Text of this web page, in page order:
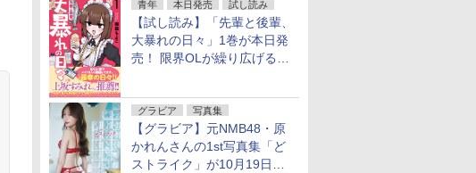
青年 本日発売 試し読み
【試し読み】「先輩と後輩、
大暴れの日々」1巻が本日発
売！ 限界OLが繰り広げる禁
グラビア 写真集
【グラビア】元NMB48・原
かれんさんの1st写真集「ど
ストライク」が10月19日発